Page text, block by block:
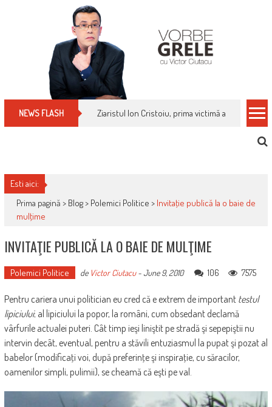
NEWS FLASH Ziaristul Ion Cristoiu, prima victimă a noi
Esti aici:
Prima pagină > Blog> Polemici Politice > Invitaţie publică la o baie de
mulţime
INVITAŢIE PUBLICĂ LA O BAIE DE MULŢIME
Polemici Politice de Victor Ciutacu-June 9, 2010 106 7575
Pentru cariera unui politician eu cred că e extrem de important testul
lipiciului; al lipiciului la popor, la români, cum obsedant declamă
vârfurile actualei puteri. Cât timp ieşi liniştit pe stradă şi sepepiştii nu
intervin decât, eventual, pentru a stăvili entuziasmul la pupat şi pozat al
babelor (modificaţi voi, după preferinţe şi inspiraţie, cu săracilor,
oamenilor simpli, pulimii), se cheamă că eşti pe val.